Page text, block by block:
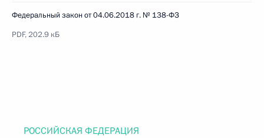
Федеральный закон от 04.06.2018 г. № 138-ФЗ
PDF, 202.9 кБ
РОССИЙСКАЯ ФЕДЕРАЦИЯ